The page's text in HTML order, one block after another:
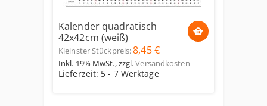
Kalender quadratisch
42x42cm (weiß)
Kleinster Stückpreis:8,45 €
Inkl. 19% MwSt.,zzgl.Versandkosten
Lieferzeit: 5 - 7 Werktage